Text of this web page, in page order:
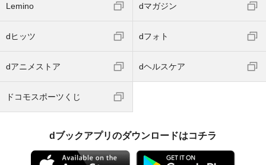
Lemino dマガジン
dヒッツ dフォト
dアニメストア dヘルスケア
ドコモスポーツくじ
dブックアプリのダウンロードはコチラ